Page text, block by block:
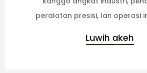
peralatan presisi, lan operasi
Luwih akeh